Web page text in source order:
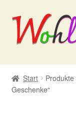
Zur
Navigation
springen
Zum
Inhalt
springen
Start
AGB
Start
Geschenke“